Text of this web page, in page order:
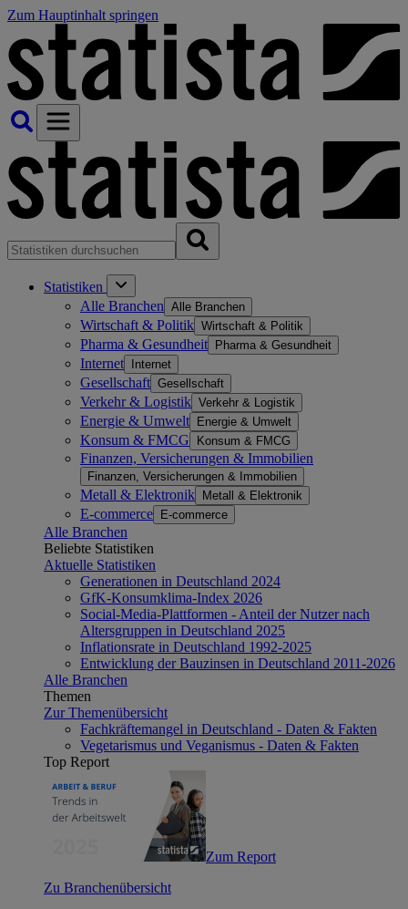
Zum Hauptinhalt springen
Statistiken
Alle Branchen Alle Branchen
Wirtschaft & Politik Wirtschaft & Politik
Pharma & Gesundheit Pharma & Gesundheit
Internet Internet
Gesellschaft Gesellschaft
Verkehr & Logistik Verkehr & Logistik
Energie & Umwelt Energie & Umwelt
Konsum & FMCG Konsum & FMCG
Finanzen, Versicherungen & Immobilien
Finanzen, Versicherungen & Immobilien
Metall & Elektronik Metall & Elektronik
E-commerce E-commerce
Alle Branchen
Beliebte Statistiken
Aktuelle Statistiken
Generationen in Deutschland 2024
GfK-Konsumklima-Index 2026
Social-Media-Plattformen - Anteil der Nutzer nach
Altersgruppen in Deutschland 2025
Inflationsrate in Deutschland 1992-2025
Entwicklung der Bauzinsen in Deutschland 2011-2026
Alle Branchen
Themen
Zur Themenübersicht
Fachkräftemangel in Deutschland - Daten & Fakten
Vegetarismus und Veganismus - Daten & Fakten
Top Report
Zum Report
Zu Branchenübersicht